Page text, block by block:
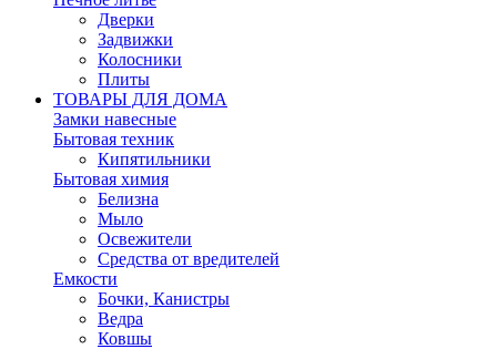
Дверки
Задвижки
Колосники
Плиты
ТОВАРЫ ДЛЯ ДОМА
Замки навесные
Бытовая техник
Кипятильники
Бытовая химия
Белизна
Мыло
Освежители
Средства от вредителей
Емкости
Бочки, Канистры
Ведра
Ковшы